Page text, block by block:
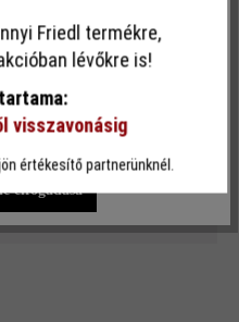
hogy a lehető legjobb
További információ
cookie elfogadása
elfogadása
Friedl termékre,
lévőkre is!
visszavonásig
értékesítő partnerünknél.